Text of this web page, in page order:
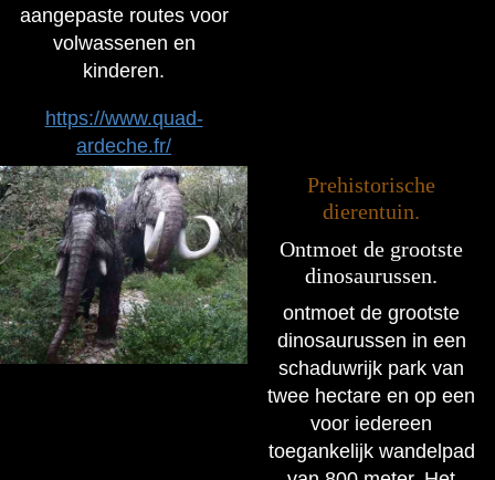
aangepaste routes voor
volwassenen en
kinderen.
https://www.quad-
ardeche.fr/
Prehistorische
dierentuin.
Ontmoet de grootste
dinosaurussen.
ontmoet de grootste
dinosaurussen in een
schaduwrijk park van
twee hectare en op een
voor iedereen
toegankelijk wandelpad